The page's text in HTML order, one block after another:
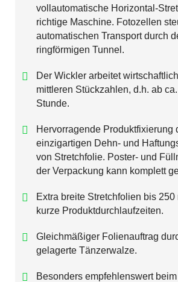
vollautomatische Horizontal-
richtige Maschine. Fotozellen
automatischen Transport durch
ringförmigen Tunnel.
Der Wickler arbeitet
mittleren Stückzahlen, d.h. ab
Stunde.
Hervorragende Produktfixierung
einzigartigen Dehn- und
von Stretchfolie. Poster- und
der Verpackung kann komplett
Extra breite Stretchfolien bis 250
kurze Produktdurchlaufzeiten.
Gleichmäßiger Folienauftrag
gelagerte Tänzerwalze.
Besonders empfehlenswert beim